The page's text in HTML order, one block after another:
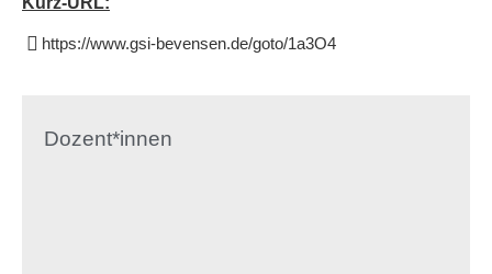
https://www.gsi-bevensen.de/goto/1a3O4
Dozent*innen